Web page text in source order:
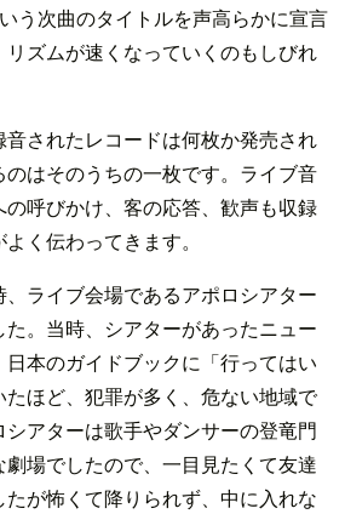
う次曲のタイトルを声高らかに宣言
ズムが速くなっていくのもしびれ
されたレコードは何枚か発売され
はそのうちの一枚です。ライブ音
呼びかけ、客の応答、歓声も収録
く伝わってきます。
ライブ会場であるアポロシアター
。当時、シアターがあったニュー
本のガイドブックに「行ってはい
ほど、犯罪が多く、危ない地域で
アターは歌手やダンサーの登竜門
場でしたので、一目見たくて友達
が怖くて降りられず、中に入れな